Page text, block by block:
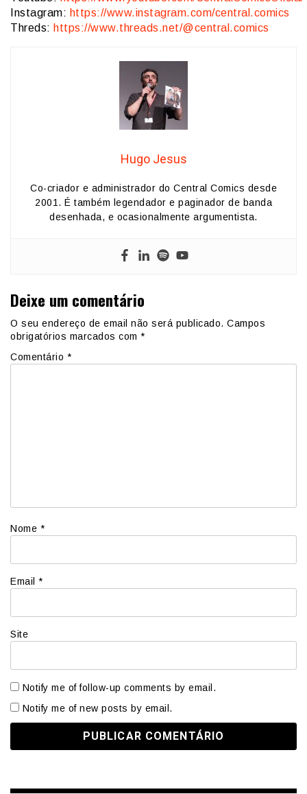
Instagram: https://www.instagram.com/central.comics
Threds: https://www.threads.net/@central.comics
Hugo Jesus
Co-criador e administrador do Central Comics desde
2001. É também legendador e paginador de banda
desenhada, e ocasionalmente argumentista.
Deixe um comentário
O seu endereço de email não será publicado. Campos
obrigatórios marcados com *
Comentário *
Nome *
Email *
Site
Notify me of follow-up comments by email.
Notify me of new posts by email.